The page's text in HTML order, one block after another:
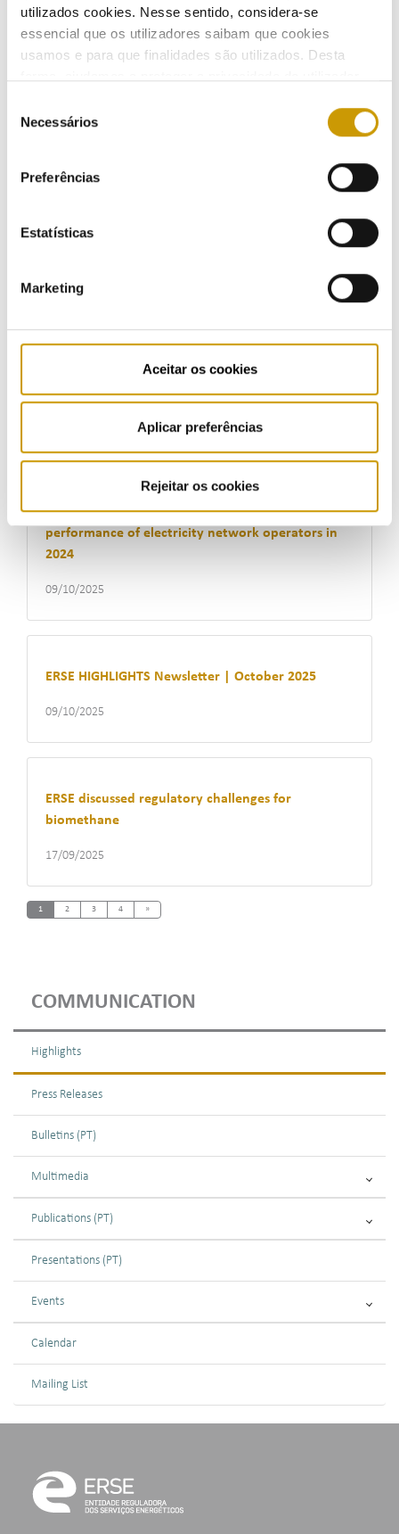
utilizados cookies. Nesse sentido, considera-se
essencial que os utilizadores saibam que cookies
usamos e para que finalidades são utilizados. Desta
simples possível de usar. Para obter mais informações
sobre como são tratados os seus dados pessoais,
consulte a nossa Listen
Necessários
Preferências
Estatísticas
Marketing
Aceitar os cookies
Aplicar preferências
Rejeitar os cookies
COMMUNICATION
Highlights
Press Releases
Bulletins (PT)
Multimedia
Publications (PT)
Presentations (PT)
Events
Calendar
Mailing List
ERSE launches new information campaign
“ConvERSE com a ERSE” on Antena 1
20/10/2025
new legal framework for electric mobility
ERSE released the report ‘Commercial Service
Quality in the Electricity and Gas Sectors 2024 –
ERSE publishes report on the technical
performance of electricity network operators in
2024
09/10/2025
ERSE HIGHLIGHTS Newsletter | October 2025
09/10/2025
ERSE discussed regulatory challenges for
biomethane
17/09/2025
1 2 3 4 »Next